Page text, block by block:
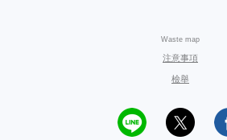
Waste map
注意事項
檢舉